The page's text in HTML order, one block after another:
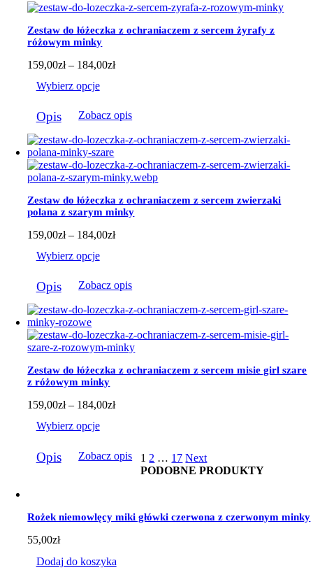
Opcje
można
wybrać
na
stronie
Zestaw do łóżeczka z ochraniaczem z sercem żyrafy z
różowym minky
159,00zł – 184,00złZakres
do
Wybierz opcje
produkt
ma
wiele
wariantów.
Opcje
można
wybrać
na
stronie
produktu
Opis Zobacz opis
Zestaw do łóżeczka z ochraniaczem z sercem zwierzaki
polana z szarym minky
159,00zł – 184,00złZakres
do
Wybierz opcje
produkt
ma
wiele
wariantów.
Opcje
można
wybrać
na
stronie
produktu
Opis Zobacz opis
Zestaw do łóżeczka z ochraniaczem z sercem misie girl szare
z różowym minky
159,00zł – 184,00złZakres
do
184,00zł
Wybierz opcje
produkt
można
wybrać
na
stronie
Opis Zobacz opis 1 2 … 17 Next
PODOBNE PRODUKTY
Rożek niemowlęcy miki główki czerwona z czerwonym minky
55,00zł
Dodaj do koszyka